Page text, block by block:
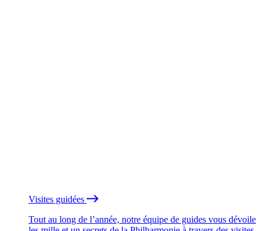
Visites guidées
Tout au long de l’année, notre équipe de guides vous dévoile